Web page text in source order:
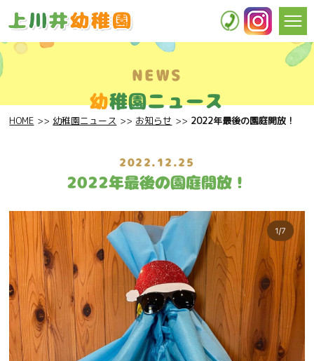
NEWS
幼稚園ニュース
HOME 幼稚園ニュース お知らせ 2022年最後の園庭開放！
2022.12.25
2022年最後の園庭開放！